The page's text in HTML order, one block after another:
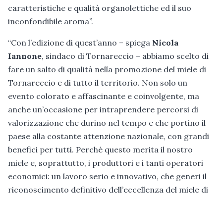
caratteristiche e qualità organolettiche ed il suo
inconfondibile aroma”.
“Con l’edizione di quest’anno – spiega Nicola
Iannone, sindaco di Tornareccio – abbiamo scelto di
fare un salto di qualità nella promozione del miele di
Tornareccio e di tutto il territorio. Non solo un
evento colorato e affascinante e coinvolgente, ma
anche un’occasione per intraprendere percorsi di
valorizzazione che durino nel tempo e che portino il
paese alla costante attenzione nazionale, con grandi
benefici per tutti. Perché questo merita il nostro
miele e, soprattutto, i produttori e i tanti operatori
economici: un lavoro serio e innovativo, che generi il
riconoscimento definitivo dell’eccellenza del miele di